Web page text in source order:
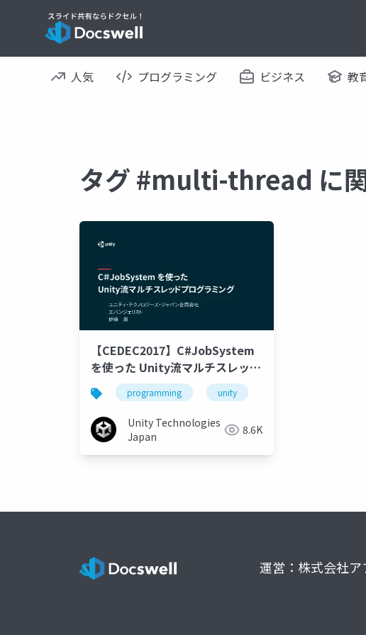
人気 プログラミング ビジネス 教
タグ #multi-thread に
【CEDEC2017】C#JobSystem
を使った Unity流マルチスレッド
プログラミング
programming unity
Unity Technologies
Japan
8.6K
運営：株式会社ア